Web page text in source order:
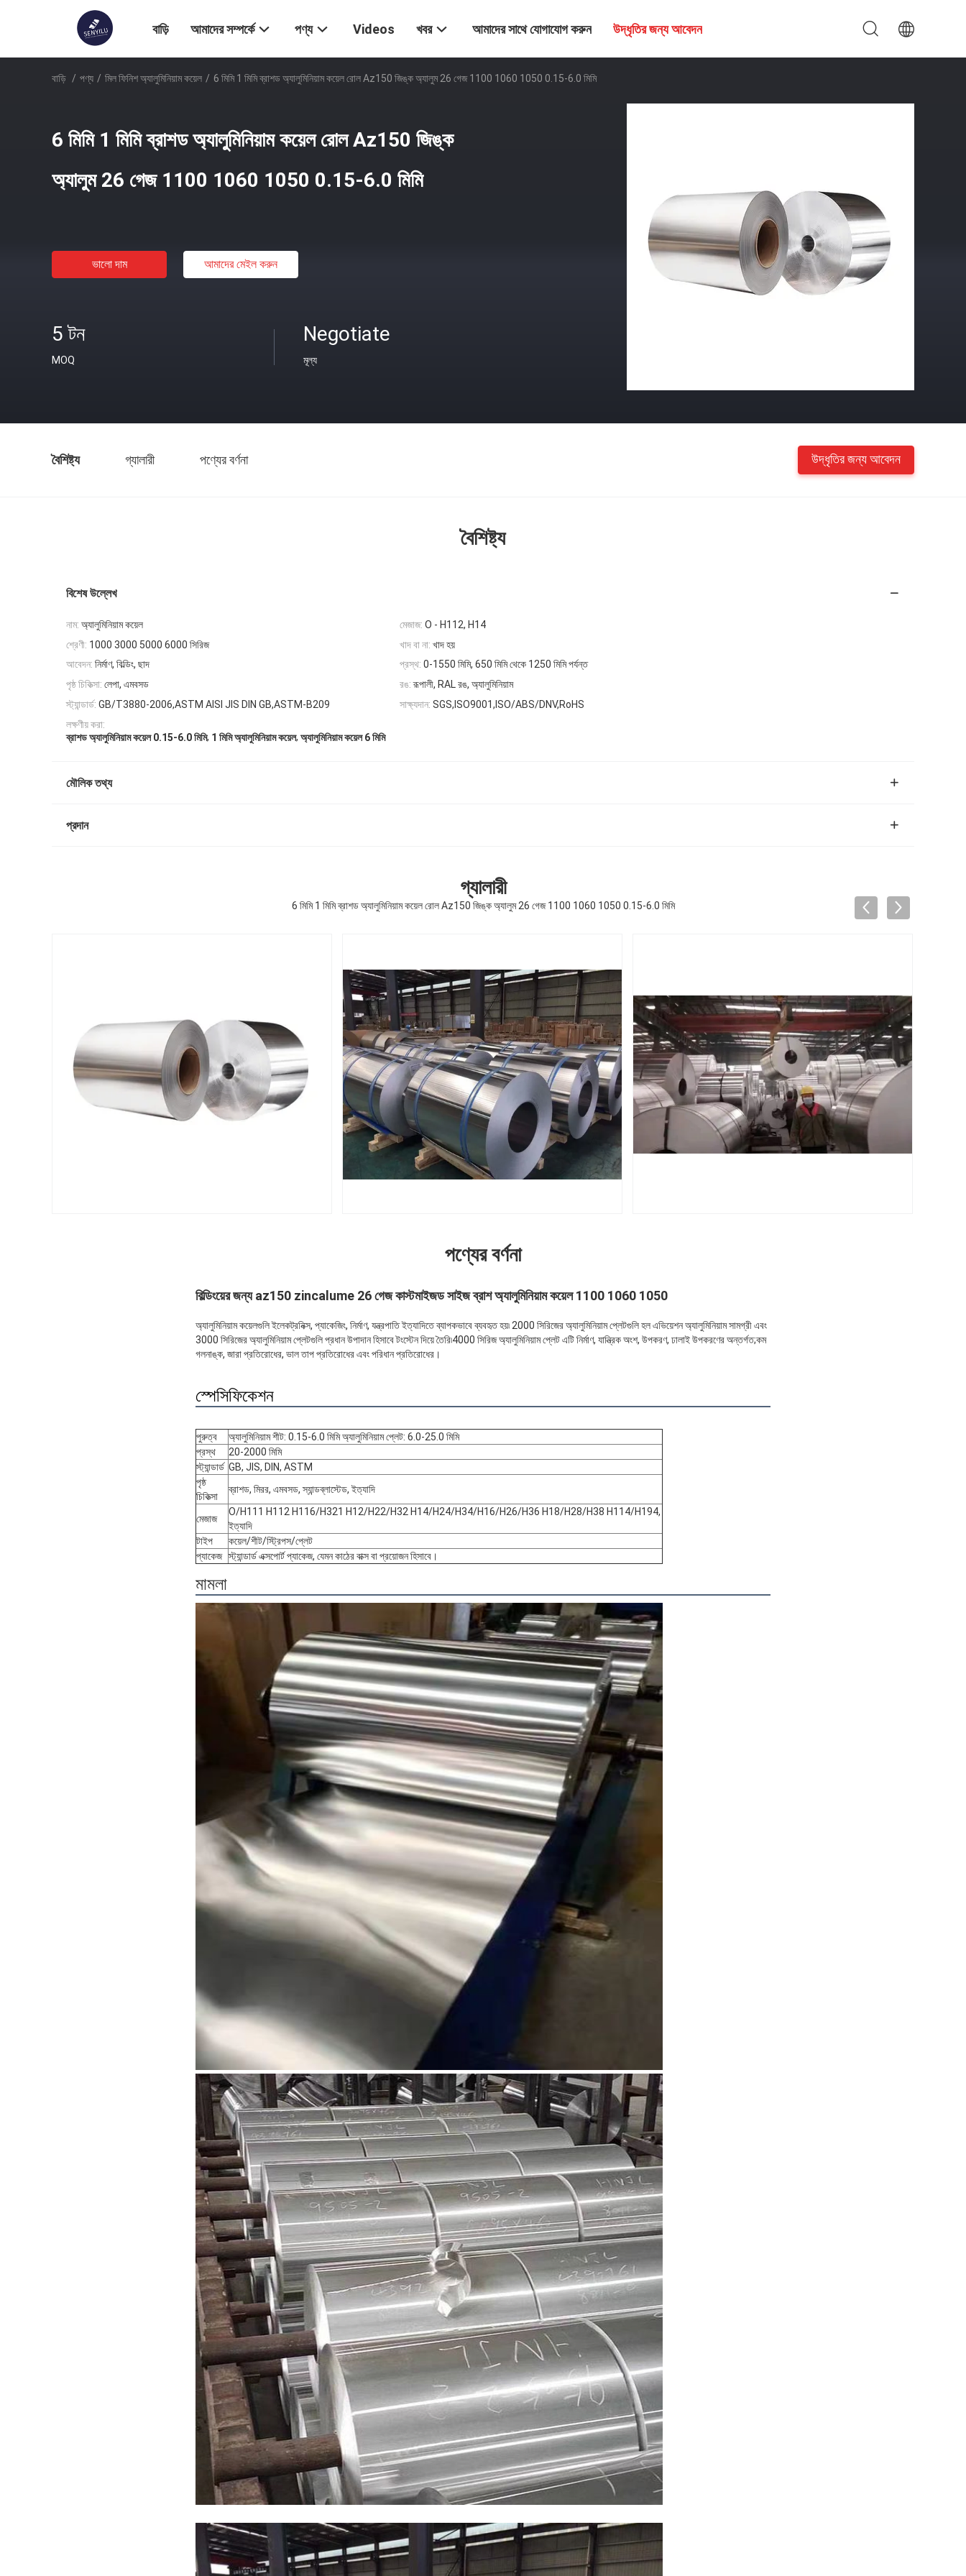
জমা দিন
বাড়ি আমাদের সম্পর্কে পণ্য Videos খবর আমাদের সাথে যোগাযোগ করুন উদ্ধৃতির জন্য আবেদন
বাড়ি / পণ্য / মিল ফিনিশ অ্যালুমিনিয়াম কয়েল / 6 মিমি 1 মিমি ব্রাশড অ্যালুমিনিয়াম কয়েল রোল Az150 জিঙ্ক অ্যালুম 26 গেজ 1100 1060 1050 0.15-6.0 মিমি
6 মিমি 1 মিমি ব্রাশড অ্যালুমিনিয়াম কয়েল রোল Az150 জিঙ্ক
অ্যালুম 26 গেজ 1100 1060 1050 0.15-6.0 মিমি
ভালো দাম আমাদের মেইল ​​করুন
5 টন
MOQ
Negotiate
মূল্য
বৈশিষ্ট্য গ্যালারী পণ্যের বর্ণনা উদ্ধৃতির জন্য আবেদন
বৈশিষ্ট্য
বিশেষ উল্লেখ
নাম: অ্যালুমিনিয়াম কয়েল মেজাজ: O - H112, H14
শ্রেণী: 1000 3000 5000 6000 সিরিজ খাদ বা না: খাদ হয়
আবেদন: নির্মাণ, বিল্ডিং, ছাদ প্রস্থ: 0-1550 মিমি, 650 মিমি থেকে 1250 মিমি পর্যন্ত
পৃষ্ঠ চিকিত্সা: লেপা, এমবসড রঙ: রূপালী, RAL রঙ, অ্যালুমিনিয়াম
স্ট্যান্ডার্ড: GB/T3880-2006,ASTM AISI JIS DIN GB,ASTM-B209 সাক্ষ্যদান: SGS,ISO9001,ISO/ABS/DNV,RoHS
লক্ষণীয় করা:
ব্রাশড অ্যালুমিনিয়াম কয়েল 0.15-6.0 মিমি, 1 মিমি অ্যালুমিনিয়াম কয়েল, অ্যালুমিনিয়াম কয়েল 6 মিমি
মৌলিক তথ্য
প্রদান
গ্যালারী
6 মিমি 1 মিমি ব্রাশড অ্যালুমিনিয়াম কয়েল রোল Az150 জিঙ্ক অ্যালুম 26 গেজ 1100 1060 1050 0.15-6.0 মিমি
পণ্যের বর্ণনা
বিল্ডিংয়ের জন্য az150 zincalume 26 গেজ কাস্টমাইজড সাইজ ব্রাশ অ্যালুমিনিয়াম কয়েল 1100 1060 1050
অ্যালুমিনিয়াম কয়েলগুলি ইলেকট্রনিক্স, প্যাকেজিং, নির্মাণ, যন্ত্রপাতি ইত্যাদিতে ব্যাপকভাবে ব্যবহৃত হয়৷ 2000 সিরিজের অ্যালুমিনিয়াম প্লেটগুলি হল এভিয়েশন অ্যালুমিনিয়াম সামগ্রী এবং
3000 সিরিজের অ্যালুমিনিয়াম প্লেটগুলি প্রধান উপাদান হিসাবে টংস্টেন দিয়ে তৈরি৷4000 সিরিজ অ্যালুমিনিয়াম প্লেট এটি নির্মাণ, যান্ত্রিক অংশ, উপকরণ, ঢালাই উপকরণের অন্তর্গত;কম
গলনাঙ্ক, জারা প্রতিরোধের, ভাল তাপ প্রতিরোধের এবং পরিধান প্রতিরোধের।
স্পেসিফিকেশন
পুরুত্ব
অ্যালুমিনিয়াম শীট: 0.15-6.0 মিমি অ্যালুমিনিয়াম প্লেট: 6.0-25.0 মিমি
প্রস্থ
20-2000 মিমি
স্ট্যান্ডার্ড GB, JIS, DIN, ASTM
পৃষ্ঠ
চিকিত্সা
ব্রাশড, মিরর, এমবসড, স্যান্ডব্লাস্টেড, ইত্যাদি
মেজাজ
O/H111 H112 H116/H321 H12/H22/H32 H14/H24/H34/H16/H26/H36 H18/H28/H38 H114/H194,
ইত্যাদি
টাইপ
কয়েল/শীট/স্ট্রিপস/প্লেট
প্যাকেজ স্ট্যান্ডার্ড এক্সপোর্ট প্যাকেজ, যেমন কাঠের বাক্স বা প্রয়োজন হিসাবে।
মামলা